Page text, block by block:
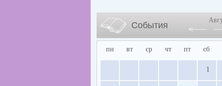
События
пн вт ср чт пт сб
1